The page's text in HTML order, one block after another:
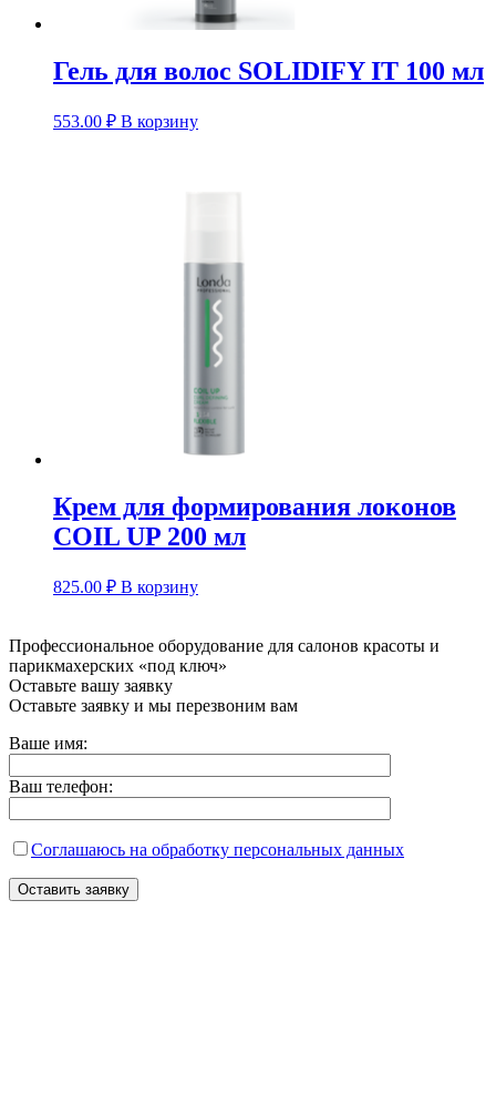
Гель для волос SOLIDIFY IT 100 мл
553.00 ₽ В корзину
Крем для формирования локонов
COIL UP 200 мл
825.00 ₽ В корзину
Профессиональное оборудование для салонов красоты и
парикмахерских «под ключ»
Оставьте вашу заявку
Оставьте заявку и мы перезвоним вам
Ваше имя:
Ваш телефон:
Соглашаюсь на обработку персональных данных